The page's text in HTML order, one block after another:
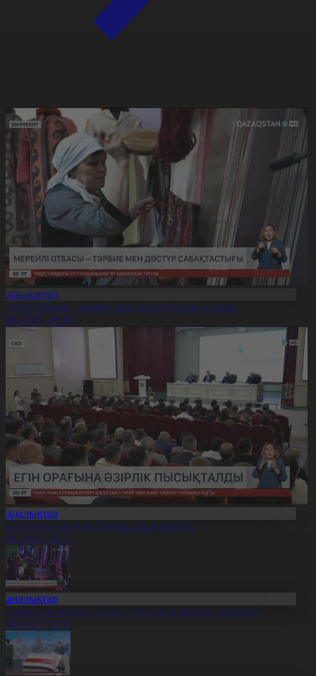
отбасы – тәрбие мен дәстүр сабақтастығы
20:19
да егін орағына әзірлік пысықталды
20:17
ойындары-2026»: 180 млн қаралым жиналды
20:15